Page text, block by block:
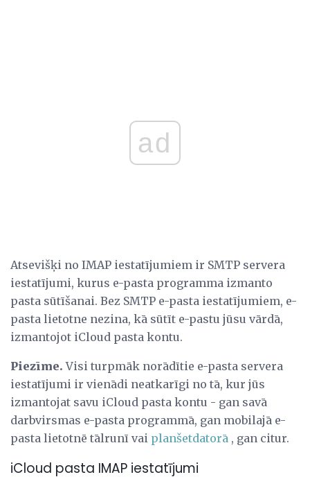
ad
Atsevišķi no IMAP iestatījumiem ir SMTP servera
iestatījumi, kurus e-pasta programma izmanto
pasta sūtīšanai. Bez SMTP e-pasta iestatījumiem, e-
pasta lietotne nezina, kā sūtīt e-pastu jūsu vārdā,
izmantojot iCloud pasta kontu.
Piezīme. Visi turpmāk norādītie e-pasta servera
iestatījumi ir vienādi neatkarīgi no tā, kur jūs
izmantojat savu iCloud pasta kontu - gan savā
darbvirsmas e-pasta programmā, gan mobilajā e-
pasta lietotnē tālrunī vai planšetdatorā , gan citur.
iCloud pasta IMAP iestatījumi